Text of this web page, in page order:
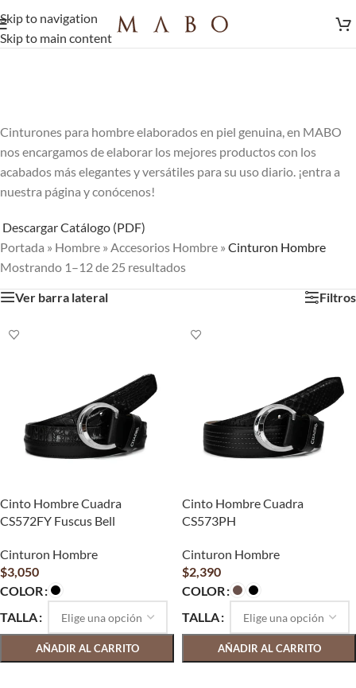
Skip to navigation
Skip to main content
Cinturones para hombre elaborados en piel genuina, en MABO
nos encargamos de elaborar los mejores productos con los
acabados más elegantes y versátiles para su uso diario. ¡entra a
nuestra página y conócenos!
Descargar Catálogo (PDF)
Portada » Hombre » Accesorios Hombre » Cinturon Hombre
Mostrando 1–12 de 25 resultados
Ver barra lateral
Filtros
Cinto Hombre Cuadra
CS572FY Fuscus Bell
Cinturon Hombre
$3,050
COLOR
TALLA
AÑADIR AL CARRITO
Cinto Hombre Cuadra
CS573PH
Cinturon Hombre
$2,390
COLOR
TALLA
AÑADIR AL CARRITO